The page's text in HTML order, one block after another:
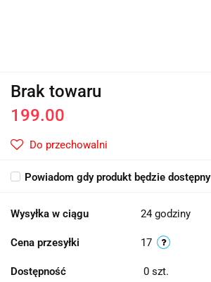
Brak towaru
199.00
Do przechowalni
Powiadom gdy produkt będzie dostępny
Wysyłka w ciągu 24 godziny
Cena przesyłki 17
Dostępność 0 szt.